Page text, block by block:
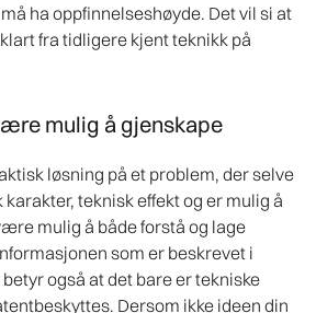
ha oppfinnelseshøyde. Det vil si at
fra tidligere kjent teknikk på
mulig å gjenskape
løsning på et problem, der selve
teknisk effekt og er mulig å
mulig å både forstå og lage
som er beskrevet i
også at det bare er tekniske
Dersom ikke ideen din